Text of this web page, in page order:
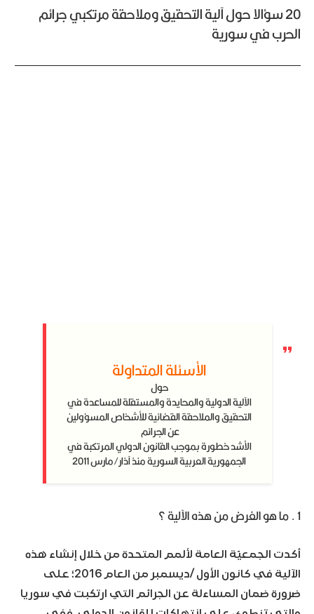
20 سؤالا حول آلية التحقيق وملاحقة مرتكبي جرائم
الحرب في سورية
الأسئلة المتداولة
حول
الآلية الدولية والمحايدة والمستقلة للمساعدة في
التحقيق والملاحقة القضائية للأشخاص المسؤولين
عن الجرائم
الأشد خطورة بموجب القانون الدولي المرتكبة في
الجمهورية العربية السورية منذ آذار/مارس 2011
1 . ما هو الغرض من هذه الآلية ؟
أكدت الجمعيّة العامة لألمم المتحدة من خلال إنشاء هذه
الآلية في كانون الأول /ديسمبر من العام 2016؛ على
ضرورة ضمان المساءلة عن الجرائم التي ارتكبت في سوريا